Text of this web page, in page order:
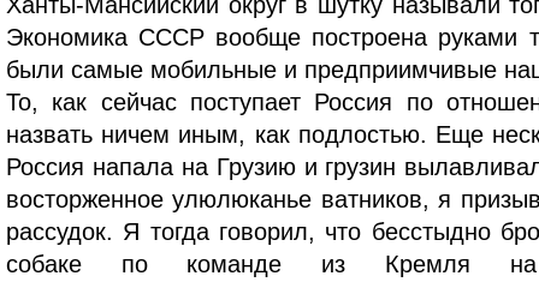
Экономика СССР вообще построена руками
были самые мобильные и предприимчивые
То, как сейчас поступает Россия по
назвать ничем иным, как подлостью. Еще
Россия напала на Грузию и грузин
восторженное улюлюканье ватников, я
рассудок. Я тогда говорил, что бесстыдно
собаке по команде из Кремля на